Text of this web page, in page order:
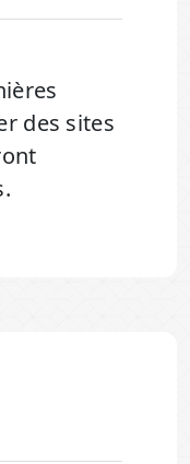
des sites